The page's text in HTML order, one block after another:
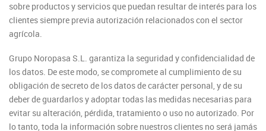
sobre productos y servicios que puedan resultar de interés para los
clientes siempre previa autorización relacionados con el sector
agrícola.
Grupo Noropasa S.L. garantiza la seguridad y confidencialidad de
los datos. De este modo, se compromete al cumplimiento de su
obligación de secreto de los datos de carácter personal, y de su
deber de guardarlos y adoptar todas las medidas necesarias para
evitar su alteración, pérdida, tratamiento o uso no autorizado. Por
lo tanto, toda la información sobre nuestros clientes no será jamás